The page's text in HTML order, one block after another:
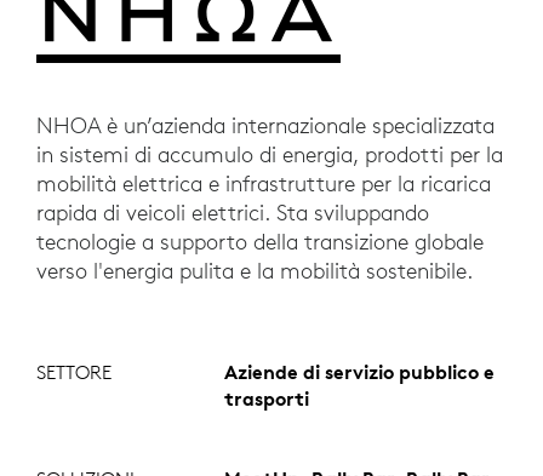
NHOA è un’azienda internazionale specializzata
in sistemi di accumulo di energia, prodotti per la
mobilità elettrica e infrastrutture per la ricarica
rapida di veicoli elettrici. Sta sviluppando
tecnologie a supporto della transizione globale
verso l'energia pulita e la mobilità sostenibile.
SETTORE
Aziende di servizio pubblico e
trasporti